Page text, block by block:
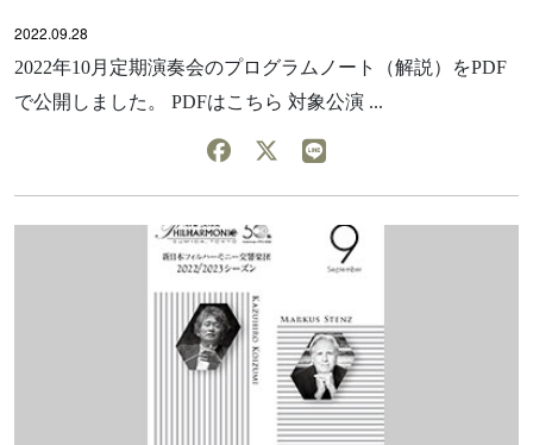
2022.09.28
2022年10月定期演奏会のプログラムノート（解説）をPDF
で公開しました。 PDFはこちら 対象公演 ...